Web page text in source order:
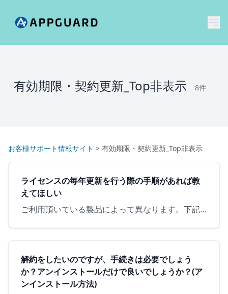
メ
有効期限・契約更新_Top非表示 8件
お客様サポート情報サイト > 有効期限・契約更新_Top非表示
ライセンスの毎年更新を行う際の手順があれば教
えてほしい
ご利用頂いている製品によって異なります。下記ご参照頂けますようお願いいたします。 【 AppGuard Soloのお客様 】ご契約の販売店様へお問合せください。 【 Home Edition (オンラ…
解約をしたいのですが、手続きは必要でしょう
か？アンインストールだけで良いでしょうか？(ア
ンインストール方法)